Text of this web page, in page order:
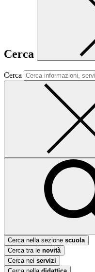
Cerca
Cerca
Cerca nella sezione scuola
Cerca tra le novità
Cerca nei servizi